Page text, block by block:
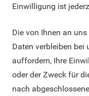
Einwilligung ist
Die von Ihnen an
Daten verbleiben bei
auffordern, Ihre
oder der Zweck für
nach